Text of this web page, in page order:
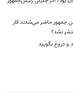
جمهور حاضر می‌شدند کار
نشد؟
دروغ بگویید